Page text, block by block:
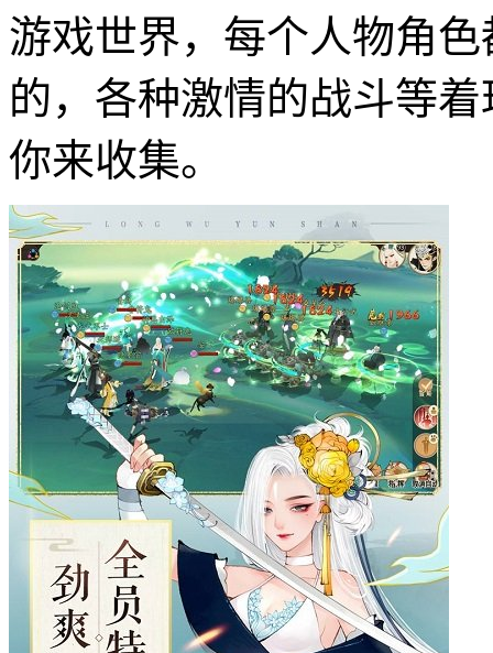
游戏世界，每个人物角
的，各种激情的战斗等
你来收集。